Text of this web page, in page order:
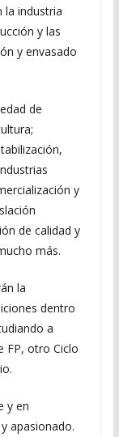
la industria
y las
y envasado
de
y
de calidad y
más.
la
dentro
a
FP, otro Ciclo
y en
apasionado.